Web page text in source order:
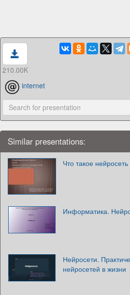
210.00K
internet
Similar presentations:
Что такое
Информатика.
Нейросети.
нейросетей в жизни